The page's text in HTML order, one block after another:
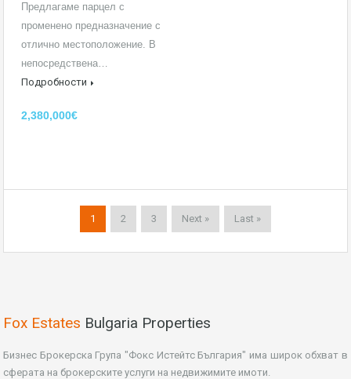
Предлагаме парцел с
променено предназначение с
отлично местоположение. В
непосредствена…
Подробности
2,380,000€
1 2 3 Next » Last »
Fox Estates Bulgaria Properties
Бизнес Брокерска Група "Фокс Истейтс България" има широк обхват в
сферата на брокерските услуги на недвижимите имоти.